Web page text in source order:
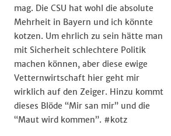
mag. Die CSU hat wohl die absolute
Mehrheit in Bayern und ich könnte
kotzen. Um ehrlich zu sein hätte man
mit Sicherheit schlechtere Politik
machen können, aber diese ewige
Vetternwirtschaft hier geht mir
wirklich auf den Zeiger. Hinzu kommt
dieses Blöde “Mir san mir” und die
“Maut wird kommen”. #kotz